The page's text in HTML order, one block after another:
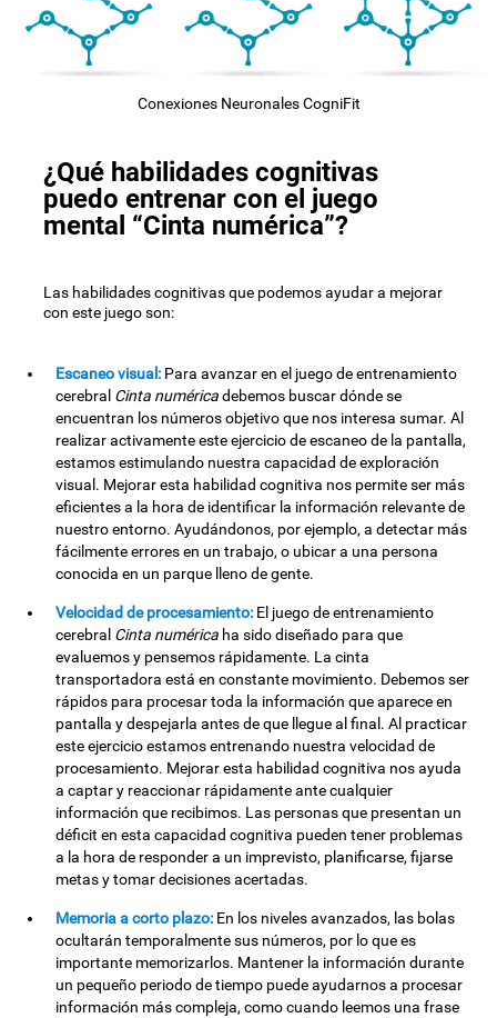
Conexiones Neuronales CogniFit
¿Qué habilidades cognitivas
puedo entrenar con el juego
mental “Cinta numérica”?
Las habilidades cognitivas que podemos ayudar a mejorar
con este juego son:
Escaneo visual: Para avanzar en el juego de entrenamiento
cerebral Cinta numéricadebemos buscar dónde se
encuentran los números objetivo que nos interesa sumar. Al
realizar activamente este ejercicio de escaneo de la pantalla,
estamos estimulando nuestra capacidad de exploración
visual. Mejorar esta habilidad cognitiva nos permite ser más
eficientes a la hora de identificar la información relevante de
nuestro entorno. Ayudándonos, por ejemplo, a detectar más
fácilmente errores en un trabajo, o ubicar a una persona
conocida en un parque lleno de gente.
Velocidad de procesamiento: El juego de entrenamiento
cerebral Cinta numérica ha sido diseñado para que
evaluemos y pensemos rápidamente. La cinta
transportadora está en constante movimiento. Debemos ser
rápidos para procesar toda la información que aparece en
pantalla y despejarla antes de que llegue al final. Al practicar
este ejercicio estamos entrenando nuestra velocidad de
procesamiento. Mejorar esta habilidad cognitiva nos ayuda
a captar y reaccionar rápidamente ante cualquier
información que recibimos. Las personas que presentan un
déficit en esta capacidad cognitiva pueden tener problemas
a la hora de responder a un imprevisto, planificarse, fijarse
metas y tomar decisiones acertadas.
Memoria a corto plazo: En los niveles avanzados, las bolas
ocultarán temporalmente sus números, por lo que es
importante memorizarlos. Mantener la información durante
un pequeño periodo de tiempo puede ayudarnos a procesar
información más compleja, como cuando leemos una frase